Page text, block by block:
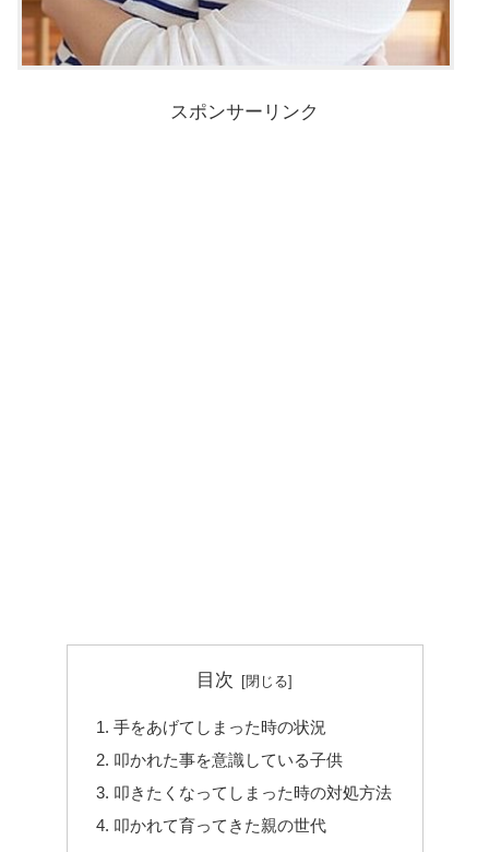
スポンサーリンク
目次
手をあげてしまった時の状況
叩かれた事を意識している子供
叩きたくなってしまった時の対処方法
叩かれて育ってきた親の世代